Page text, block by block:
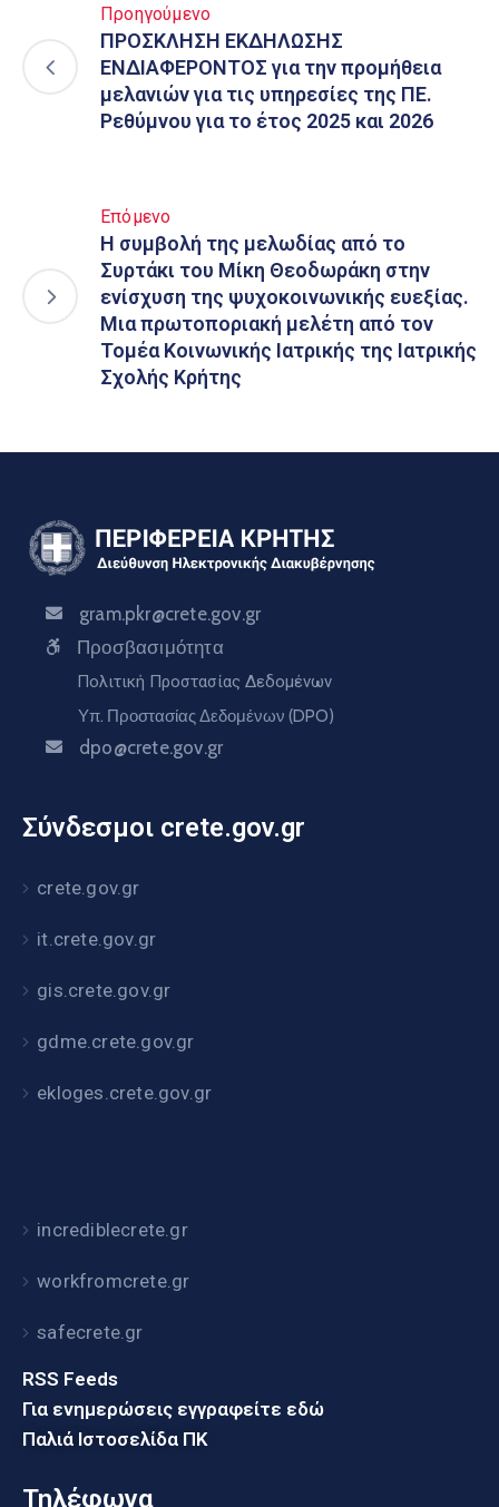
Προηγούμενο
ΠΡΟΣΚΛΗΣΗ ΕΚΔΗΛΩΣΗΣ
ΕΝΔΙΑΦΕΡΟΝΤΟΣ για την προμήθεια
μελανιών για τις υπηρεσίες της ΠΕ.
Ρεθύμνου για το έτος 2025 και 2026
Επόμενο
Η συμβολή της μελωδίας από το
Συρτάκι του Μίκη Θεοδωράκη στην
ενίσχυση της ψυχοκοινωνικής ευεξίας.
Μια πρωτοποριακή μελέτη από τον
Τομέα Κοινωνικής Ιατρικής της Ιατρικής
Σχολής Κρήτης
gram.pkr@crete.gov.gr
Προσβασιμότητα
Πολιτική Προστασίας Δεδομένων
Υπ. Προστασίας Δεδομένων (DPO)
dpo@crete.gov.gr
Σύνδεσμοι crete.gov.gr
crete.gov.gr
it.crete.gov.gr
gis.crete.gov.gr
gdme.crete.gov.gr
ekloges.crete.gov.gr
incrediblecrete.gr
workfromcrete.gr
safecrete.gr
RSS Feeds
Για ενημερώσεις εγγραφείτε εδώ
Παλιά Ιστοσελίδα ΠΚ
Τηλέφωνα